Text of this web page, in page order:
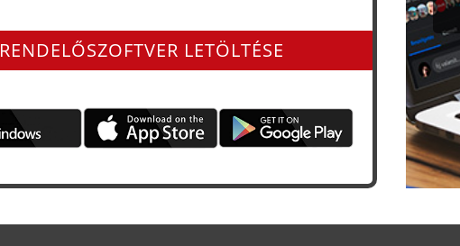
RENDELŐSZOFTVER LETÖLTÉSE